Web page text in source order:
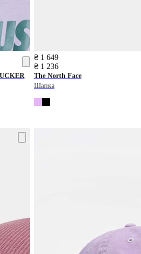
₴ 1 649
₴ 1 236
The North Face
Шапка